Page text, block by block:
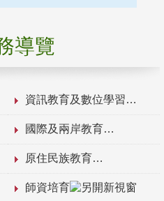
導覽
資訊教育及數位學習
國際及兩岸教育
原住民族教育
師資培育